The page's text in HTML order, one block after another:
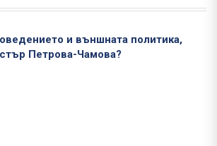
и външната политика,
Петрова-Чамова?